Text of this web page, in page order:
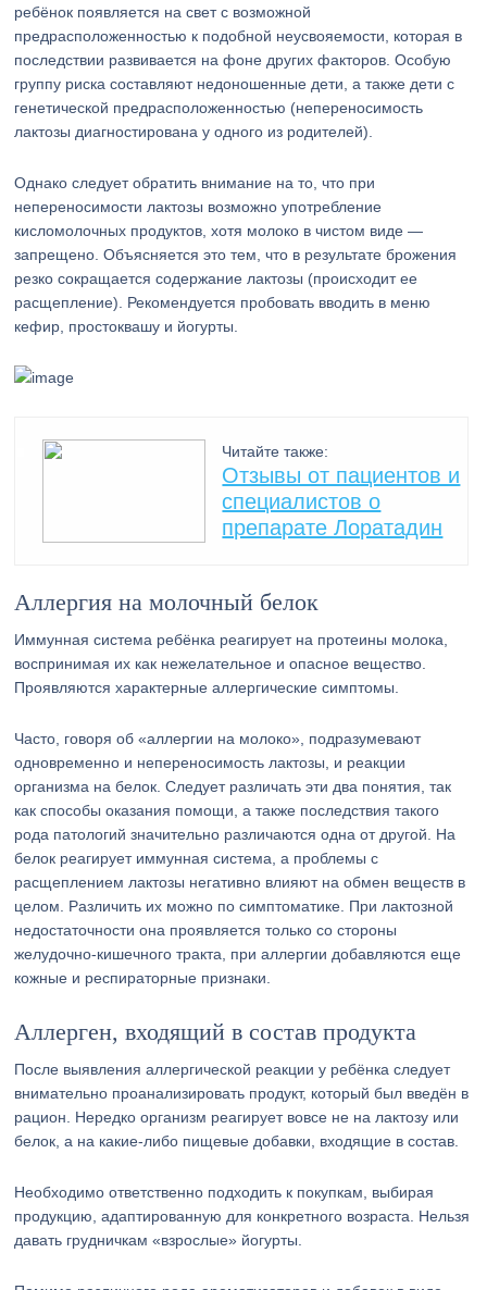
ребёнок появляется на свет с возможной
предрасположенностью к подобной неусвояемости, которая в
последствии развивается на фоне других факторов. Особую
группу риска составляют недоношенные дети, а также дети с
генетической предрасположенностью (непереносимость
лактозы диагностирована у одного из родителей).
Однако следует обратить внимание на то, что при
непереносимости лактозы возможно употребление
кисломолочных продуктов, хотя молоко в чистом виде —
запрещено. Объясняется это тем, что в результате брожения
резко сокращается содержание лактозы (происходит ее
расщепление). Рекомендуется пробовать вводить в меню
кефир, простоквашу и йогурты.
Читайте также:
Отзывы от пациентов и
специалистов о
препарате Лоратадин
Аллергия на молочный белок
Иммунная система ребёнка реагирует на протеины молока,
воспринимая их как нежелательное и опасное вещество.
Проявляются характерные аллергические симптомы.
Часто, говоря об «аллергии на молоко», подразумевают
одновременно и непереносимость лактозы, и реакции
организма на белок. Следует различать эти два понятия, так
как способы оказания помощи, а также последствия такого
рода патологий значительно различаются одна от другой. На
белок реагирует иммунная система, а проблемы с
расщеплением лактозы негативно влияют на обмен веществ в
целом. Различить их можно по симптоматике. При лактозной
недостаточности она проявляется только со стороны
желудочно-кишечного тракта, при аллергии добавляются еще
кожные и респираторные признаки.
Аллерген, входящий в состав продукта
После выявления аллергической реакции у ребёнка следует
внимательно проанализировать продукт, который был введён в
рацион. Нередко организм реагирует вовсе не на лактозу или
белок, а на какие-либо пищевые добавки, входящие в состав.
Необходимо ответственно подходить к покупкам, выбирая
продукцию, адаптированную для конкретного возраста. Нельзя
давать грудничкам «взрослые» йогурты.